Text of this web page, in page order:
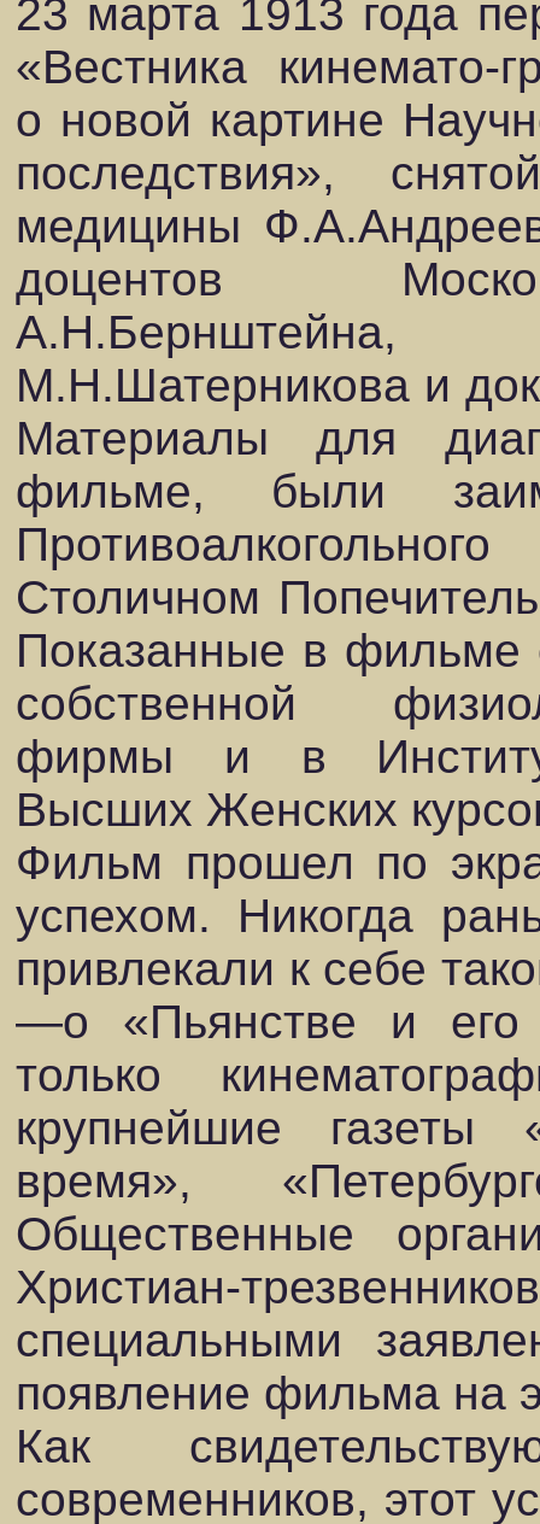
23 марта 1913 года
«Вестника кинемато-
о новой картине
последствия»,
медицины
доцентов
М.Н.Шатерникова и
Материалы для
фильме, были
Столичном
Показанные в
собственной
фирмы и в
Высших Женских
Фильм прошел по
успехом. Никогда
привлекали к себе
—о «Пьянстве и его
только
крупнейшие газеты
время»,
Общественные
Христиан-
специальными
появление фильма на
Как
современников, этот